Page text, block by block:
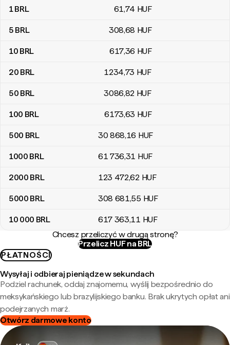
Tabela przeliczeń reala brazylijskiego na forinty węgierskie
1BRL 61,74 HUF
5 BRL 308,68 HUF
10 BRL 617,36 HUF
20 BRL 1234,73 HUF
50 BRL 3086,82 HUF
100 BRL 6173,63 HUF
500 BRL 30 868,16 HUF
1000 BRL 61 736,31 HUF
2000 BRL 123 472,62 HUF
5000 BRL 308 681,55 HUF
10 000 BRL 617 363,11 HUF
Chcesz przeliczyć w drugą stronę?
Przelicz HUF na BRL
PŁATNOŚCI
Wysyłaj i odbieraj pieniądze w sekundach
Podziel rachunek, oddaj znajomemu, wyślij bezpośrednio do
meksykańskiego lub brazylijskiego banku. Brak ukrytych opłat ani
podejrzanych marż.
Otwórz darmowe konto